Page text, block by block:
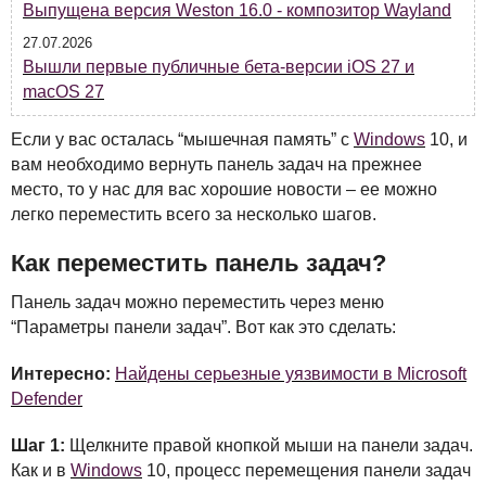
Выпущена версия Weston 16.0 - композитор Wayland
27.07.2026
Вышли первые публичные бета-версии iOS 27 и
macOS 27
Если у вас осталась “мышечная память” с Windows 10, и
вам необходимо вернуть панель задач на прежнее
место, то у нас для вас хорошие новости – ее можно
легко переместить всего за несколько шагов.
Как переместить панель задач?
Панель задач можно переместить через меню
“Параметры панели задач”. Вот как это сделать:
Интересно: Найдены серьезные уязвимости в Microsoft
Defender
Шаг 1: Щелкните правой кнопкой мыши на панели задач.
Как и в Windows 10, процесс перемещения панели задач